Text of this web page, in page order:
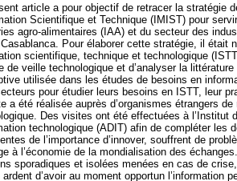
article a pour objectif de retracer la stratégie
Scientifique et Technique (IMIST) pour
agro-alimentaires (IAA) et du secteur des
Pour élaborer cette stratégie, il était
scientifique, technique et technologique
de veille technologique et d’analyser la
utilisée dans les études de besoins en
pour étudier leurs besoins en ISTT, leur
a été réalisée auprès d’organismes étrangers
Des visites ont été effectuées à l’Institut
technologique (ADIT) afin de compléter
de l’importance d’innover, souffrent de
à l’économie de la mondialisation des
sporadiques et isolées menées en cas de
ardent d’avoir au moment opportun l’information